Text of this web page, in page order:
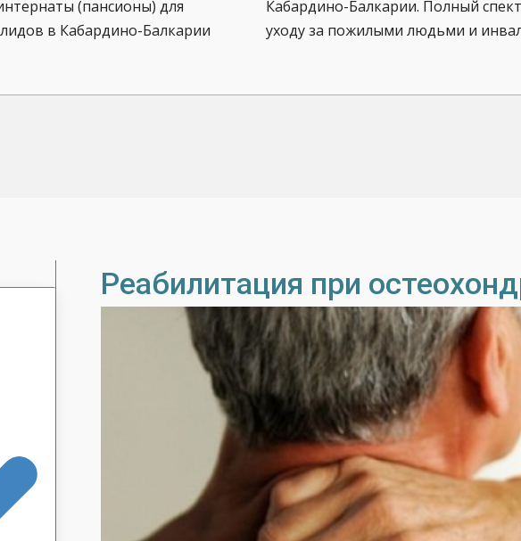
(пансионы) для
в Кабардино-Балкарии
Кабардино-Балкарии. Полный
уходу за пожилыми людьми и
Реабилитация при